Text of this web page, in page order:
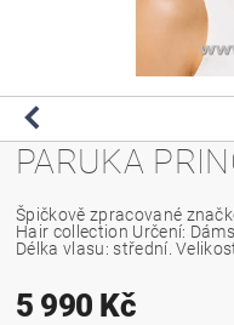
PARUKA
Špičkově zpracované
Hair collection Určení:
Délka vlasu: střední.
5 990 Kč